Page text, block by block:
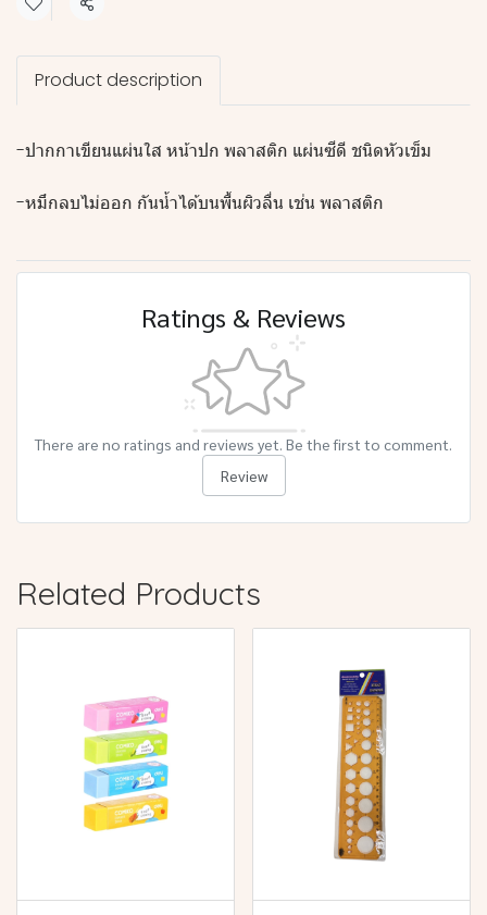
Share
Product description
-ปากกาเขียนแผ่นใส หน้าปก พลาสติก แผ่นซีดี ชนิดหัวเข็ม
-หมึกลบไม่ออก กันน้ำได้บนพื้นผิวลื่น เช่น พลาสติก
Ratings & Reviews
There are no ratings and reviews yet. Be the first to comment.
Review
Related Products